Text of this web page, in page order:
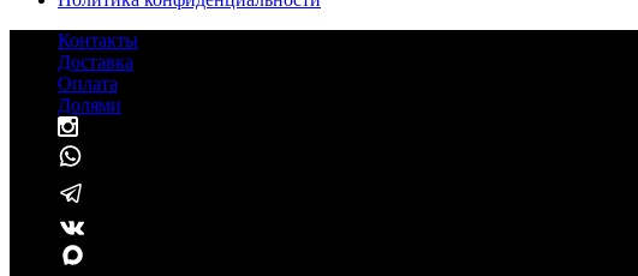
Контакты
Доставка
Оплата
Долями